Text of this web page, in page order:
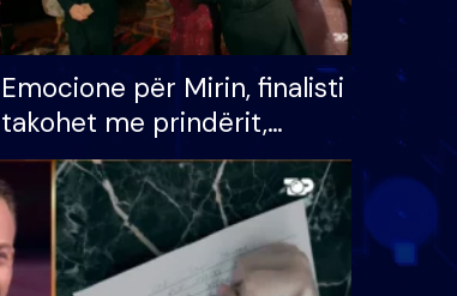
Emocione për Mirin, finalisti
takohet me prindërit,
vajzën dhe bashkëshorten:
S’kemi ndonjë letër divorci
apo jo?